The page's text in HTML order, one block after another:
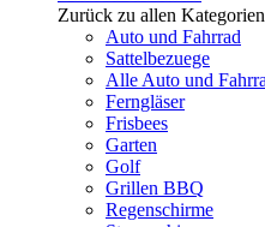
Zurück zu allen Kategorien
Auto und Fahrrad
Sattelbezuege
Alle Auto und
Ferngläser
Frisbees
Garten
Golf
Grillen BBQ
Regenschirme